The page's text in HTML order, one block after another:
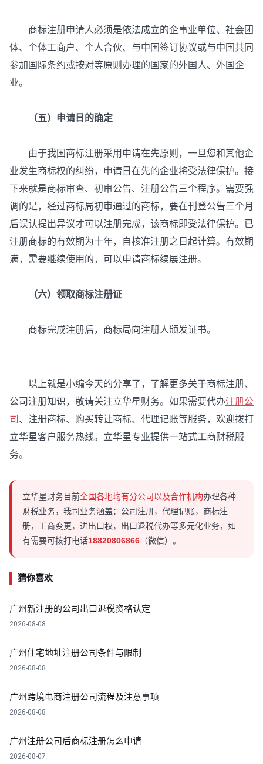
商标注册申请人必须是依法成立的企事业单位、社会团
体、个体工商户、个人合伙、与中国签订协议或与中国共同
参加国际条约或按对等原则办理的国家的外国人、外国企
业。
（五）申请日的确定
由于我国商标注册采用申请在先原则，一旦您和其他企
业发生商标权的纠纷，申请日在先的企业将受法律保护。接
下来就是商标审查、初审公告、注册公告三个程序。需要强
调的是，经过商标局初审通过的商标，要在刊登公告三个月
后误认提出异议才可以注册完成，该商标即受法律保护。已
注册商标的有效期为十年，自核准注册之日起计算。有效期
满，需要继续使用的，可以申请商标续展注册。
（六）领取商标注册证
商标完成注册后，商标局向注册人颁发证书。
以上就是小编今天的分享了，了解更多关于商标注册、
公司注册知识，敬请关注立华星财务。如果需要代办注册公
司 、注册商标、购买转让商标、代理记账等服务，欢迎拨打
立华星客户服务热线。立华星专业提供一站式工商财税服
务。
立华星财务目前全国各地均有分公司以及合作机构办理各种
财税业务，我司业务涵盖：公司注册，代理记账，商标注
册，工商变更，进出口权，出口退税代办等多元化业务，如
有需要可拨打电话18820806866 （微信）。
猜你喜欢
广州新注册的公司出口退税资格认定
2026-08-08
广州住宅地址注册公司条件与限制
2026-08-08
广州跨境电商注册公司流程及注意事项
2026-08-08
广州注册公司后商标注册怎么申请
2026-08-07